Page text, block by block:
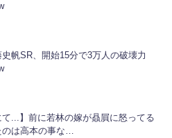
史帆SR、開始15分で3万人の破壊力
て...】前に若林の嫁が贔屓に怒ってる
のは高本の事な…